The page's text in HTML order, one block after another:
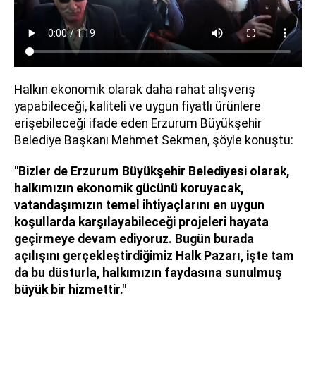
Halkın ekonomik olarak daha rahat alışveriş
yapabileceği, kaliteli ve uygun fiyatlı ürünlere
erişebileceği ifade eden Erzurum Büyükşehir
Belediye Başkanı Mehmet Sekmen, şöyle konuştu:
"Bizler de Erzurum Büyükşehir Belediyesi olarak,
halkımızın ekonomik gücünü koruyacak,
vatandaşımızın temel ihtiyaçlarını en uygun
koşullarda karşılayabileceği projeleri hayata
geçirmeye devam ediyoruz. Bugün burada
açılışını gerçekleştirdiğimiz Halk Pazarı, işte tam
da bu düsturla, halkımızın faydasına sunulmuş
büyük bir hizmettir."